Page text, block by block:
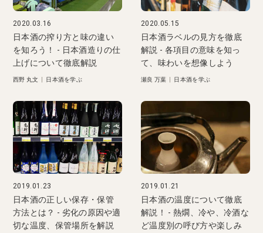
2020.03.16
日本酒の搾り方と味の違い
を知ろう！ - 日本酒造りの仕
上げについて徹底解説
西野 丸文 日本酒を学ぶ
2020.05.15
日本酒ラベルの見方を徹底
解説 - 各項目の意味を知っ
て、味わいを想像しよう
瀬良 万葉 日本酒を学ぶ
2019.01.23
日本酒の正しい保存・保管
方法とは？ - 劣化の原因や適
切な温度、保管場所を解説
2019.01.21
日本酒の温度について徹底
解説！ - 熱燗、冷や、冷酒な
ど温度別の呼び方や楽しみ